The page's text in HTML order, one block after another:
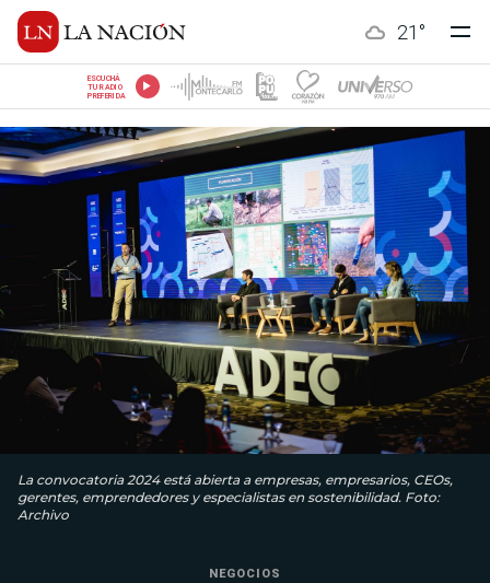
21 °
ESCUCHÁ
TU RADIO
PREFERIDA
La convocatoria 2024 está abierta a empresas, empresarios, CEOs,
gerentes, emprendedores y especialistas en sostenibilidad. Foto:
Archivo
NEGOCIOS